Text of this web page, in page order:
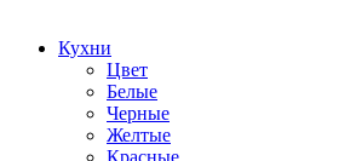
Кухни
Цвет
Белые
Черные
Желтые
Красные